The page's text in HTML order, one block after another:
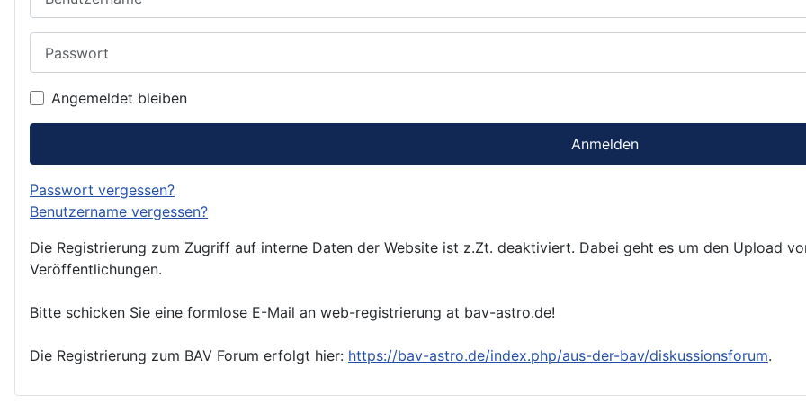
Angemeldet bleiben
Anmelden
Passwort vergessen?
Benutzername vergessen?
Die Registrierung zum Zugriff auf interne Daten der Website ist z.Zt. deaktiviert. Dabei geht es um den Upload
Veröffentlichungen.
Bitte schicken Sie eine formlose E-Mail an web-registrierung at bav-astro.de!
Die Registrierung zum BAV Forum erfolgt hier: https://bav-astro.de/index.php/aus-der-bav/diskussionsforum.